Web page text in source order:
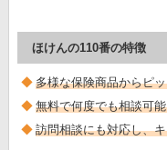
ほけんの110番の特徴
多様な保険商品からピ
無料で何度でも相談可
訪問相談にも対応し、